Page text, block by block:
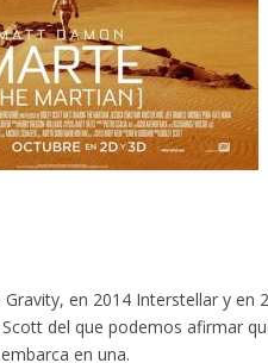
en 2014 Interstellar y en
del que podemos afirmar
en una.